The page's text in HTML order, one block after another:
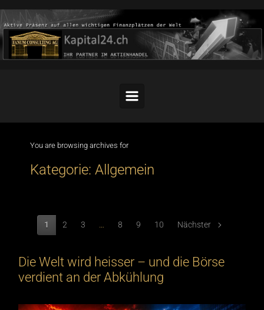
Skip to main content
You are browsing archives for
Kategorie: Allgemein
1 2 3 … 8 9 10 Nächster
Die Welt wird heisser – und die Börse
verdient an der Abkühlung